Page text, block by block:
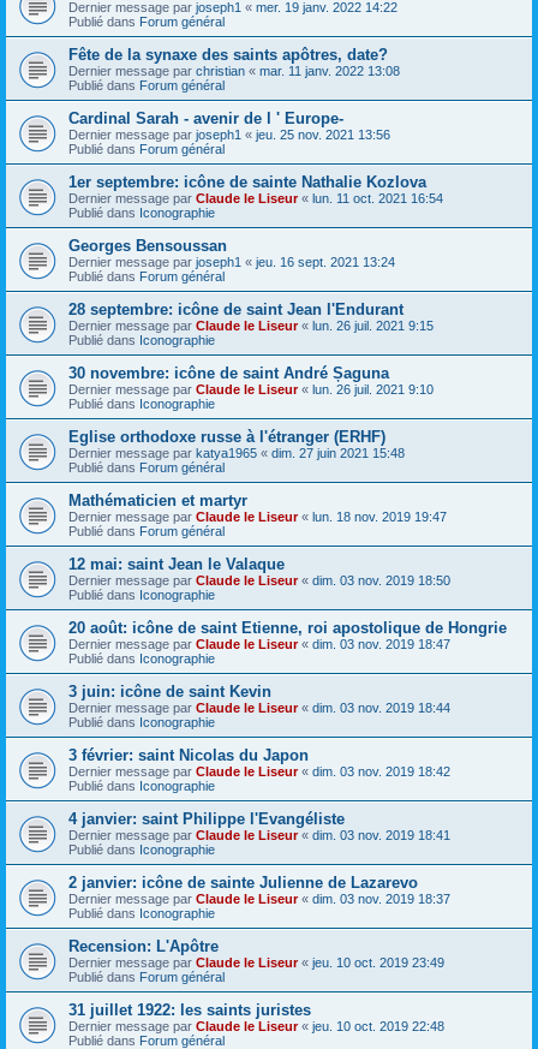
Dernier message par joseph1 « mer. 19 janv. 2022 14:22
Publié dans Forum général
Fête de la synaxe des saints apôtres, date?
Dernier message par christian « mar. 11 janv. 2022 13:08
Publié dans Forum général
Cardinal Sarah - avenir de l ' Europe-
Dernier message par joseph1 « jeu. 25 nov. 2021 13:56
Publié dans Forum général
1er septembre: icône de sainte Nathalie Kozlova
Dernier message par Claude le Liseur« lun. 11 oct. 2021 16:54
Publié dans Iconographie
Georges Bensoussan
Dernier message par joseph1 « jeu. 16 sept. 2021 13:24
Publié dans Forum général
28 septembre: icône de saint Jean l'Endurant
Dernier message par Claude le Liseur« lun. 26 juil. 2021 9:15
Publié dans Iconographie
30 novembre: icône de saint André Șaguna
Dernier message par Claude le Liseur« lun. 26 juil. 2021 9:10
Publié dans Iconographie
Eglise orthodoxe russe à l'étranger (ERHF)
Dernier message par katya1965 « dim. 27 juin 2021 15:48
Publié dans Forum général
Mathématicien et martyr
Dernier message par Claude le Liseur« lun. 18 nov. 2019 19:47
Publié dans Forum général
12 mai: saint Jean le Valaque
Dernier message par Claude le Liseur« dim. 03 nov. 2019 18:50
Publié dans Iconographie
20 août: icône de saint Etienne, roi apostolique de Hongrie
Dernier message par Claude le Liseur« dim. 03 nov. 2019 18:47
Publié dans Iconographie
3 juin: icône de saint Kevin
Dernier message par Claude le Liseur« dim. 03 nov. 2019 18:44
Publié dans Iconographie
3 février: saint Nicolas du Japon
Dernier message par Claude le Liseur« dim. 03 nov. 2019 18:42
Publié dans Iconographie
4 janvier: saint Philippe l'Evangéliste
Dernier message par Claude le Liseur« dim. 03 nov. 2019 18:41
Publié dans Iconographie
2 janvier: icône de sainte Julienne de Lazarevo
Dernier message par Claude le Liseur« dim. 03 nov. 2019 18:37
Publié dans Iconographie
Recension: L'Apôtre
Dernier message par Claude le Liseur« jeu. 10 oct. 2019 23:49
Publié dans Forum général
31 juillet 1922: les saints juristes
Dernier message par Claude le Liseur« jeu. 10 oct. 2019 22:48
Publié dans Forum général